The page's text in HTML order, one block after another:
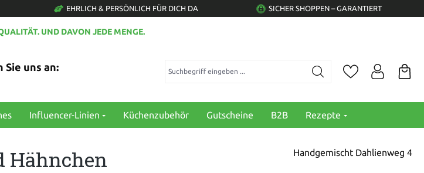
EHRLICH & PERSÖNLICH FÜR DICH DA SICHER SHOPPEN – GARANTIERT
UND DAVON JEDE MENGE.
Sie uns an: Suchbegriff eingeben ...
Influencer-Linien Küchenzubehör Gutscheine B2B Rezepte
Hähnchen Handgemischt Dahlienweg 4